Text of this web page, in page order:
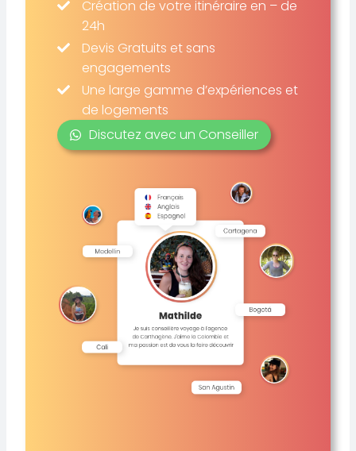
Création de votre itinéraire en – de
24h
Devis Gratuits et sans
engagements
Une large gamme d’expériences et
de logements
Discutez avec un Conseiller